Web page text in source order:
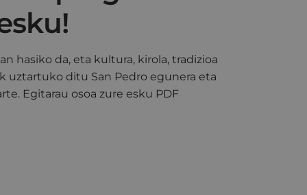
hasiko da, eta kultura, kirola, tradizioa
uztartuko ditu San Pedro egunera eta
Egitarau osoa zure esku PDF